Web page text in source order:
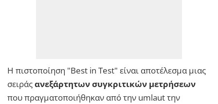
Η πιστοποίηση "Best in Test" είναι αποτέλεσμα μιας
σειράςανεξάρτητων συγκριτικών μετρήσεων
που πραγματοποιήθηκαν από την umlaut την